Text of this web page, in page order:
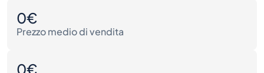
0€
Prezzo medio di vendita
0€